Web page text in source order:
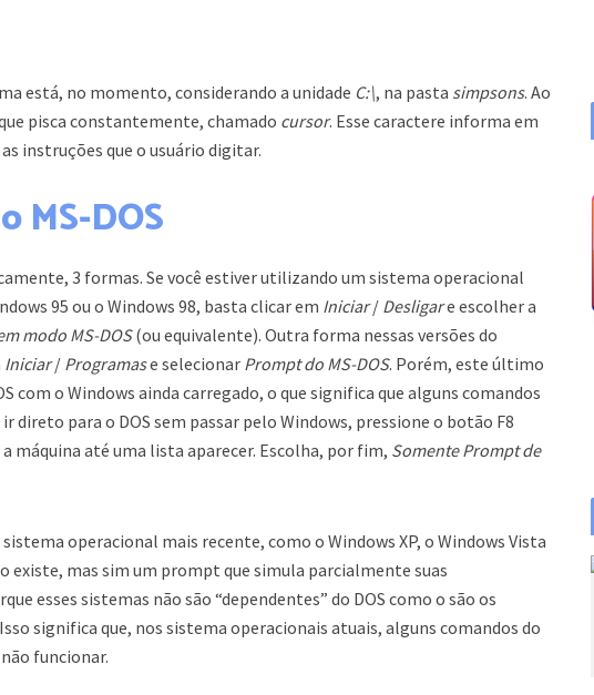
está, no momento, considerando a unidade C:\, na pasta simpsons. Ao
pisca constantemente, chamado cursor. Esse caractere informa em
instruções que o usuário digitar.
MS-DOS
3 formas. Se você estiver utilizando um sistema operacional
95 ou o Windows 98, basta clicar em Iniciar/ Desligare escolher a
modo MS-DOS(ou equivalente). Outra forma nessas versões do
Iniciar/ Programase selecionar Prompt do MS-DOS. Porém, este último
com o Windows ainda carregado, o que significa que alguns comandos
direto para o DOS sem passar pelo Windows, pressione o botão F8
máquina até uma lista aparecer. Escolha, por fim, Somente Prompt de
operacional mais recente, como o Windows XP, o Windows Vista
existe, mas sim um prompt que simula parcialmente suas
esses sistemas não são “dependentes” do DOS como o são os
significa que, nos sistema operacionais atuais, alguns comandos do
funcionar.